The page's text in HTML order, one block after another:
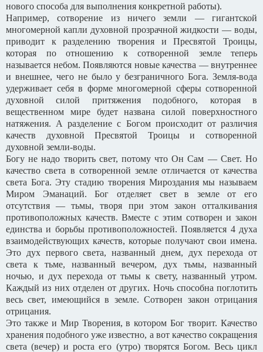
нового способа для выполнения конкретной работы).
Например, сотворение из ничего земли — гигантской
многомерной капли духовной прозрачной жидкости — воды,
приводит к разделению творения и Пресвятой Троицы,
которая по отношению к сотворенной земле теперь
называется небом. Появляются новые качества — внутреннее
и внешнее, чего не было у безграничного Бога. Земля-вода
удерживает себя в форме многомерной сферы сотворенной
духовной силой притяжения подобного, которая в
вещественном мире будет названа силой поверхностного
натяжения. А разделение с Богом происходит от различия
качеств духовной Пресвятой Троицы и сотворенной
духовной земли-воды.
Богу не надо творить свет, потому что Он Сам — Свет. Но
качество света в сотворенной земле отличается от качества
света Бога. Эту стадию творения Мироздания мы называем
Миром Эманаций. Бог отделяет свет в земле от его
отсутствия — тьмы, творя при этом закон отталкивания
противоположных качеств. Вместе с этим сотворен и закон
единства и борьбы противоположностей. Появляется 4 духа
взаимодействующих качеств, которые получают свои имена.
Это дух первого света, названный днем, дух перехода от
света к тьме, названный вечером, дух тьмы, названный
ночью, и дух перехода от тьмы к свету, названный утром.
Каждый из них отделен от других. Ночь способна поглотить
весь свет, имеющийся в земле. Сотворен закон отрицания
отрицания.
Это также и Мир Творения, в котором Бог творит. Качество
хранения подобного уже известно, а вот качество сокращения
света (вечер) и роста его (утро) творятся Богом. Весь цикл